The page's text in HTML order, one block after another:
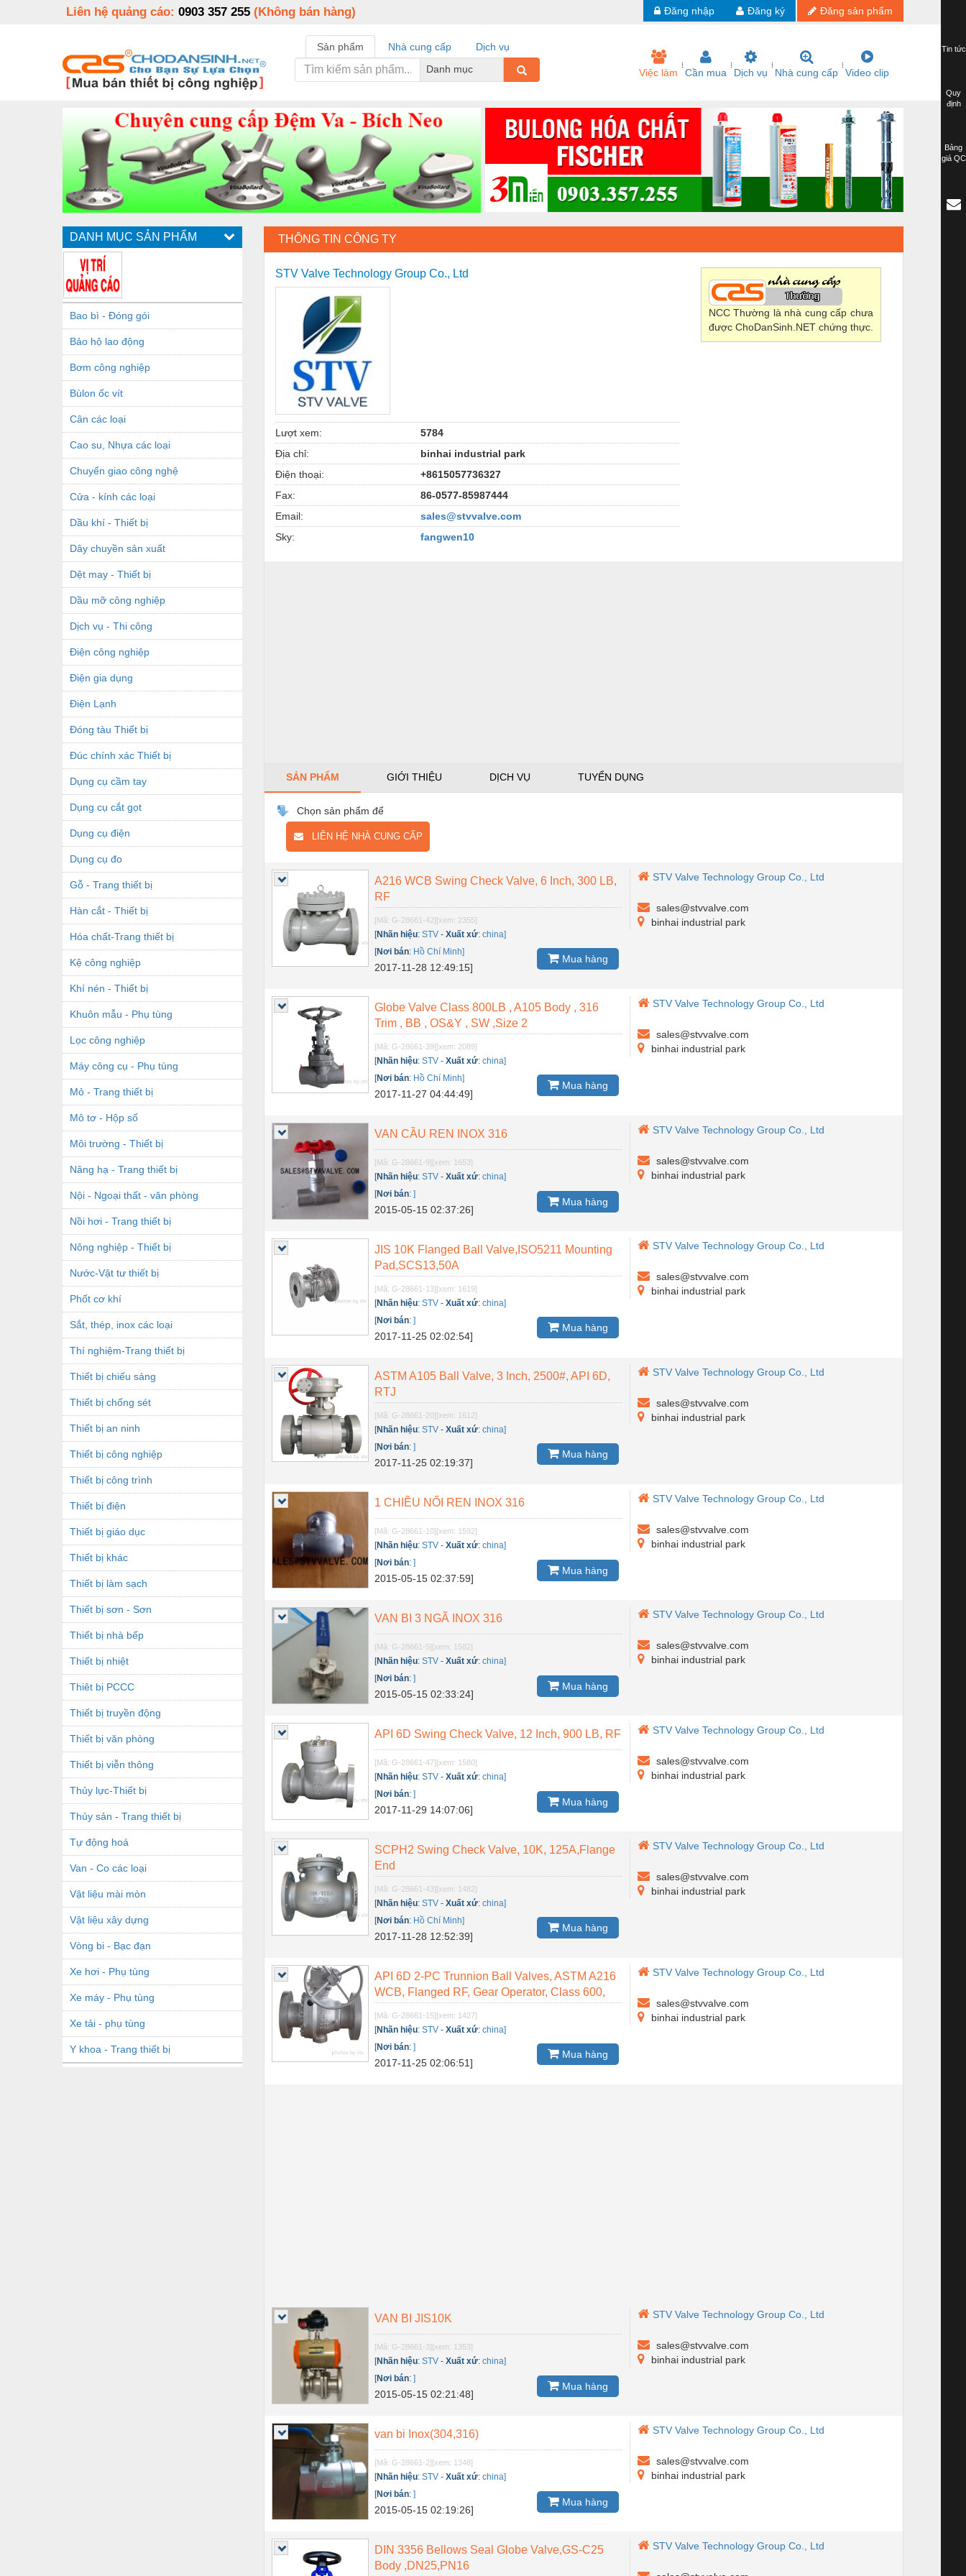
Liên hệ quảng cáo: 0903 357 255 (Không bán hàng) Đăng sản phẩm
Đăng ký
Đăng nhập
Sản phẩm Nhà cung cấp
Dịch vụ
Danh mục
Việc làm Cần mua Dịch vụ Nhà cung cấp Video clip
DANH MỤC SẢN PHẨM
Bao bì - Đóng gói
Bảo hộ lao động
Bơm công nghiệp
Bùlon ốc vít
Cân các loại
Cao su, Nhựa các loại
Chuyển giao công nghệ
Cửa - kính các loại
Dầu khí - Thiết bị
Dây chuyền sản xuất
Dệt may - Thiết bị
Dầu mỡ công nghiệp
Dịch vụ - Thi công
Điện công nghiệp
Điện gia dụng
Điện Lạnh
Đóng tàu Thiết bị
Đúc chính xác Thiết bị
Dụng cụ cầm tay
Dụng cụ cắt gọt
Dụng cụ điện
Dụng cụ đo
Gỗ - Trang thiết bị
Hàn cắt - Thiết bị
Hóa chất-Trang thiết bị
Kệ công nghiệp
Khí nén - Thiết bị
Khuôn mẫu - Phụ tùng
Lọc công nghiệp
Máy công cụ - Phụ tùng
Mỏ - Trang thiết bị
Mô tơ - Hộp số
Môi trường - Thiết bị
Nâng hạ - Trang thiết bị
Nội - Ngoại thất - văn phòng
Nồi hơi - Trang thiết bị
Nông nghiệp - Thiết bị
Nước-Vật tư thiết bị
Phốt cơ khí
Sắt, thép, inox các loại
Thí nghiệm-Trang thiết bị
Thiết bị chiếu sáng
Thiết bị chống sét
Thiết bị an ninh
Thiết bị công nghiệp
Thiết bị công trình
Thiết bị điện
Thiết bị giáo dục
Thiết bị khác
Thiết bị làm sạch
Thiết bị sơn - Sơn
Thiết bị nhà bếp
Thiết bị nhiệt
Thiêt bị PCCC
Thiết bị truyền động
Thiết bị văn phòng
Thiết bị viễn thông
Thủy lực-Thiết bị
Thủy sản - Trang thiết bị
Tự động hoá
Van - Co các loại
Vật liệu mài mòn
Vật liệu xây dựng
Vòng bi - Bạc đạn
Xe hơi - Phụ tùng
Xe máy - Phụ tùng
Xe tải - phụ tùng
Y khoa - Trang thiết bị
THÔNG TIN CÔNG TY
STV Valve Technology Group Co., Ltd
Lượt xem:
5784
Địa chỉ:
binhai industrial park
Điện thoại:
+8615057736327
Fax:
86-0577-85987444
Email:
sales@stvvalve.com
Sky:
fangwen10
NCC Thường là nhà cung cấp chưa
được ChoDanSinh.NET chứng thực.
SẢN PHẨM GIỚI THIỆU DỊCH VỤ TUYỂN DỤNG
Chọn sản phẩm để
LIÊN HỆ NHÀ CUNG CẤP
A216 WCB Swing Check Valve, 6 Inch, 300 LB,
RF
[Mã: G-28661-42][xem: 2355]
[Nhãn hiệu:STV -Xuất xứ:china]
[Nơi bán: Hồ Chí Minh]
2017-11-28 12:49:15]
Mua hàng
STV Valve Technology Group Co., Ltd
sales@stvvalve.com
binhai industrial park
Globe Valve Class 800LB , A105 Body , 316
Trim , BB , OS&Y , SW ,Size 2
[Mã: G-28661-39][xem: 2089]
[Nhãn hiệu:STV -Xuất xứ:china]
[Nơi bán: Hồ Chí Minh]
2017-11-27 04:44:49]
Mua hàng
STV Valve Technology Group Co., Ltd
sales@stvvalve.com
binhai industrial park
VAN CẦU REN INOX 316
[Mã: G-28661-9][xem: 1653]
[Nhãn hiệu:STV -Xuất xứ:china]
[Nơi bán:]
2015-05-15 02:37:26]
Mua hàng
STV Valve Technology Group Co., Ltd
sales@stvvalve.com
binhai industrial park
JIS 10K Flanged Ball Valve,ISO5211 Mounting
Pad,SCS13,50A
[Mã: G-28661-13][xem: 1619]
[Nhãn hiệu:STV -Xuất xứ:china]
[Nơi bán:]
2017-11-25 02:02:54]
Mua hàng
STV Valve Technology Group Co., Ltd
sales@stvvalve.com
binhai industrial park
ASTM A105 Ball Valve, 3 Inch, 2500#, API 6D,
RTJ
[Mã: G-28661-20][xem: 1612]
[Nhãn hiệu:STV -Xuất xứ:china]
[Nơi bán:]
2017-11-25 02:19:37]
Mua hàng
STV Valve Technology Group Co., Ltd
sales@stvvalve.com
binhai industrial park
1 CHIỀU NỐI REN INOX 316
[Mã: G-28661-10][xem: 1592]
[Nhãn hiệu:STV -Xuất xứ:china]
[Nơi bán:]
2015-05-15 02:37:59]
Mua hàng
STV Valve Technology Group Co., Ltd
sales@stvvalve.com
binhai industrial park
VAN BI 3 NGÃ INOX 316
[Mã: G-28661-5][xem: 1582]
[Nhãn hiệu:STV -Xuất xứ:china]
[Nơi bán:]
2015-05-15 02:33:24]
Mua hàng
STV Valve Technology Group Co., Ltd
sales@stvvalve.com
binhai industrial park
API 6D Swing Check Valve, 12 Inch, 900 LB, RF
[Mã: G-28661-47][xem: 1580]
[Nhãn hiệu:STV -Xuất xứ:china]
[Nơi bán:]
2017-11-29 14:07:06]
Mua hàng
STV Valve Technology Group Co., Ltd
sales@stvvalve.com
binhai industrial park
SCPH2 Swing Check Valve, 10K, 125A,Flange
End
[Mã: G-28661-43][xem: 1482]
[Nhãn hiệu:STV -Xuất xứ:china]
[Nơi bán: Hồ Chí Minh]
2017-11-28 12:52:39]
Mua hàng
STV Valve Technology Group Co., Ltd
sales@stvvalve.com
binhai industrial park
API 6D 2-PC Trunnion Ball Valves, ASTM A216
WCB, Flanged RF, Gear Operator, Class 600,
[Mã: G-28661-15][xem: 1427]
[Nhãn hiệu:STV -Xuất xứ:china]
[Nơi bán:]
2017-11-25 02:06:51]
Mua hàng
STV Valve Technology Group Co., Ltd
sales@stvvalve.com
binhai industrial park
VAN BI JIS10K
[Mã: G-28661-3][xem: 1353]
[Nhãn hiệu:STV -Xuất xứ:china]
[Nơi bán:]
2015-05-15 02:21:48]
Mua hàng
STV Valve Technology Group Co., Ltd
sales@stvvalve.com
binhai industrial park
van bi Inox(304,316)
[Mã: G-28661-2][xem: 1348]
[Nhãn hiệu:STV -Xuất xứ:china]
[Nơi bán:]
2015-05-15 02:19:26]
Mua hàng
STV Valve Technology Group Co., Ltd
sales@stvvalve.com
binhai industrial park
DIN 3356 Bellows Seal Globe Valve,GS-C25
Body ,DN25,PN16
STV Valve Technology Group Co., Ltd
Tin tức
Quy
định
Bảng
giá QC